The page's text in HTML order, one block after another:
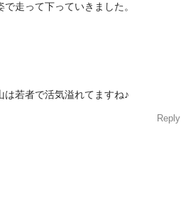
走って下っていきました。
若者で活気溢れてますね♪
Reply